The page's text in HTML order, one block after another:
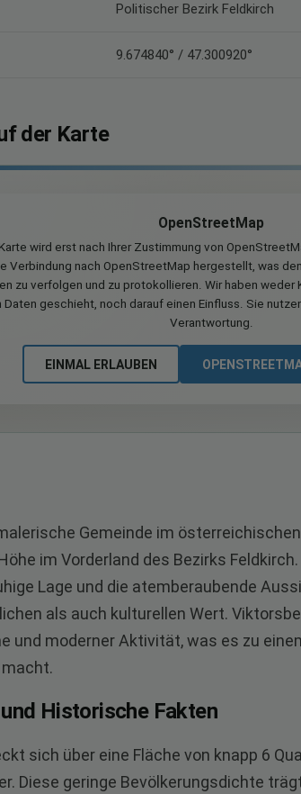
Politischer Bezirk Feldkirch
9.674840° / 47.300920°
der Karte
OpenStreetMap
wird erst nach Ihrer Zustimmung von
Verbindung nach OpenStreetMap hergestellt, was
zu verfolgen und zu protokollieren. Wir haben weder
Daten geschieht, noch darauf einen Einfluss. Sie
Verantwortung.
EINMAL ERLAUBEN
Gemeinde im
im Vorderland des Bezirks
Lage und die atemberaubende
als auch kulturellen Wert.
und moderner Aktivität, was es zu
Historische Fakten
sich über eine Fläche von knapp 6
Diese geringe Bevölkerungsdichte